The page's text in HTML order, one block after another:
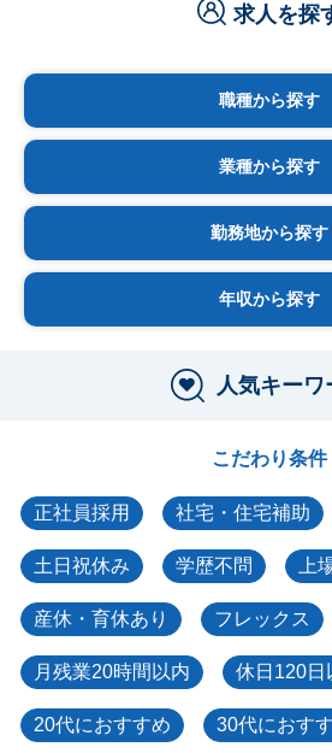
求人を探
職種から探す
業種から探す
勤務地から探す
年収から探す
人気キーワ
こだわり条件
正社員採用 社宅・住宅補助
土日祝休み 学歴不問 上
産休・育休あり フレックス
月残業20時間以内 休日120日
20代におすすめ 30代におす